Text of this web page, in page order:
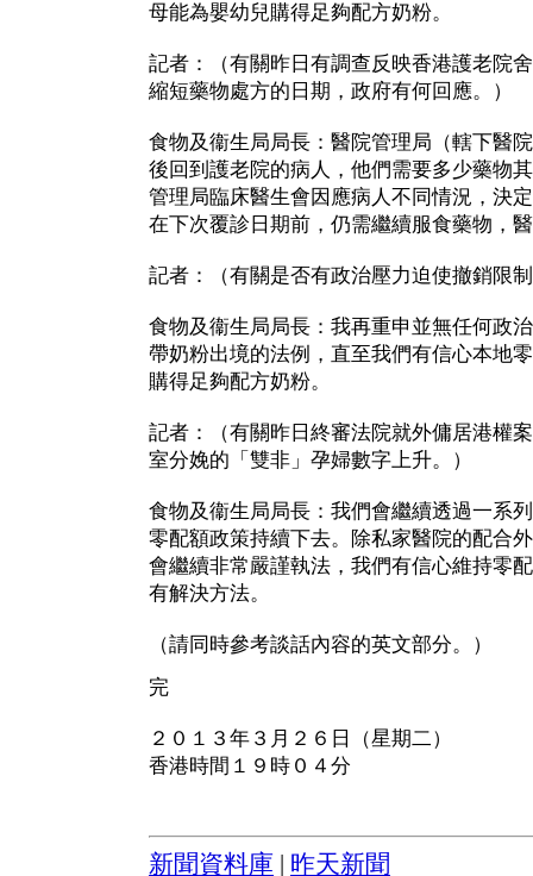
母能為嬰幼兒購得足夠配方奶粉。
記者：（有關昨日有調查反映香港護老院
縮短藥物處方的日期，政府有何回應。）
食物及衞生局局長：醫院管理局（轄下醫
後回到護老院的病人，他們需要多少藥物
管理局臨床醫生會因應病人不同情況，決
在下次覆診日期前，仍需繼續服食藥物，
記者：（有關是否有政治壓力迫使撤銷限
食物及衞生局局長：我再重申並無任何政
帶奶粉出境的法例，直至我們有信心本地
購得足夠配方奶粉。
記者：（有關昨日終審法院就外傭居港權
室分娩的「雙非」孕婦數字上升。）
食物及衞生局局長：我們會繼續透過一系
零配額政策持續下去。除私家醫院的配合
會繼續非常嚴謹執法，我們有信心維持零
有解決方法。
（請同時參考談話內容的英文部分。）
完
２０１３年３月２６日（星期二）
香港時間１９時０４分
新聞資料庫 昨天新聞